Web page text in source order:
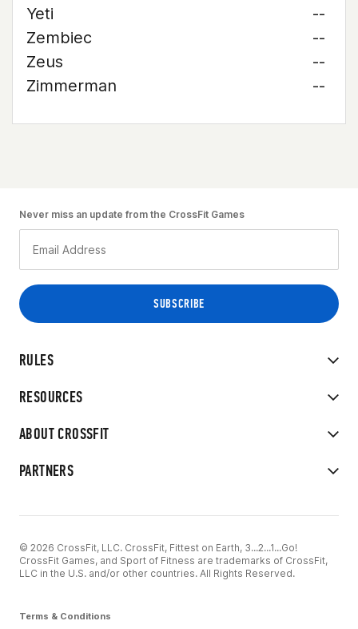
Yeti
--
Zembiec
--
Zeus
--
Zimmerman
--
RULES
RESOURCES
ABOUT CROSSFIT
PARTNERS
Never miss an update from the CrossFit Games
© 2026 CrossFit, LLC. CrossFit, Fittest on Earth, 3...2...1...Go!
CrossFit Games, and Sport of Fitness are trademarks of CrossFit,
LLC in the U.S. and/or other countries. All Rights Reserved.
Terms & Conditions